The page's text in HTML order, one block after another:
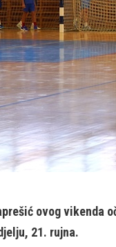
ovog vikenda
21. rujna.